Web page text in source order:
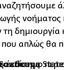
νοήματος
τη
απλώς θα